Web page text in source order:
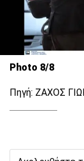
Photo 8/8
Πηγή: ΖΑΧΟΣ